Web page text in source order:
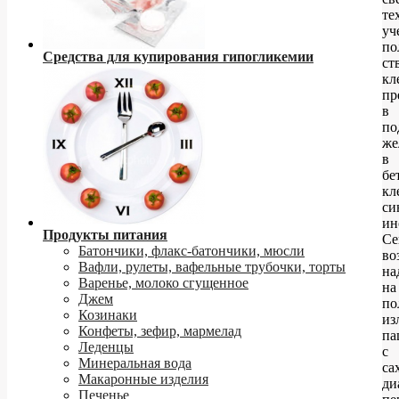
Средства для купирования гипогликемии
Продукты питания
Батончики, флакс-батончики, мюсли
Вафли, рулеты, вафельные трубочки, торты
Варенье, молоко сгущенное
Джем
Козинаки
Конфеты, зефир, мармелад
Леденцы
Минеральная вода
Макаронные изделия
Печенье
в
в
на
с